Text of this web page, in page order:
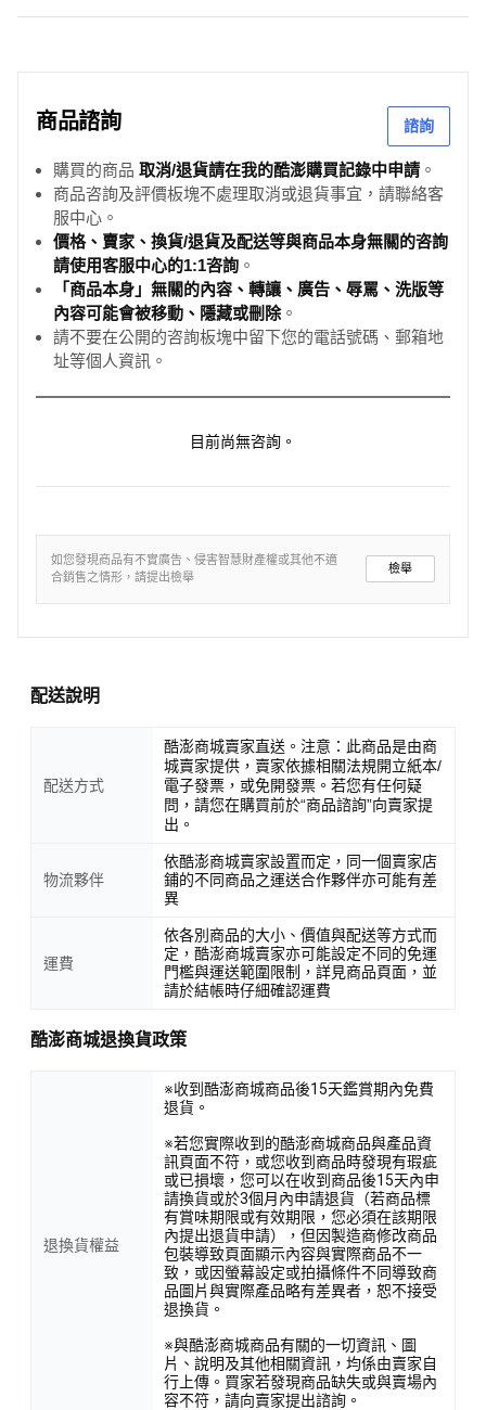
商品諮詢 諮詢
購買的商品 取消/退貨請在我的酷澎購買記錄中申請 。
商品咨詢及評價板塊不處理取消或退貨事宜，請聯絡客
服中心。
價格、賣家、換貨/退貨及配送等與商品本身無關的咨詢
請使用客服中心的1:1咨詢 。
「商品本身」無關的內容、轉讓、廣告、辱罵、洗版等
內容可能會被移動、隱藏或刪除。
請不要在公開的咨詢板塊中留下您的電話號碼、郵箱地
址等個人資訊。
目前尚無咨詢。
如您發現商品有不實廣告、侵害智慧財產權或其他不適
合銷售之情形，請提出檢舉
檢舉
配送說明
配送方式
酷澎商城賣家直送。注意：此商品是由商
城賣家提供，賣家依據相關法規開立紙本/
電子發票，或免開發票。若您有任何疑
問，請您在購買前於“商品諮詢”向賣家提
出。
物流夥伴
依酷澎商城賣家設置而定，同一個賣家店
鋪的不同商品之運送合作夥伴亦可能有差
異
運費
依各別商品的大小、價值與配送等方式而
定，酷澎商城賣家亦可能設定不同的免運
門檻與運送範圍限制，詳見商品頁面，並
請於結帳時仔細確認運費
酷澎商城退換貨政策
退換貨權益
※收到酷澎商城商品後15天鑑賞期內免費
退貨。
※若您實際收到的酷澎商城商品與產品資
訊頁面不符，或您收到商品時發現有瑕疵
或已損壞，您可以在收到商品後15天內申
請換貨或於3個月內申請退貨（若商品標
有賞味期限或有效期限，您必須在該期限
內提出退貨申請），但因製造商修改商品
包裝導致頁面顯示內容與實際商品不一
致，或因螢幕設定或拍攝條件不同導致商
品圖片與實際產品略有差異者，恕不接受
退換貨。
※與酷澎商城商品有關的一切資訊、圖
片、說明及其他相關資訊，均係由賣家自
行上傳。買家若發現商品缺失或與賣場內
容不符，請向賣家提出諮詢。